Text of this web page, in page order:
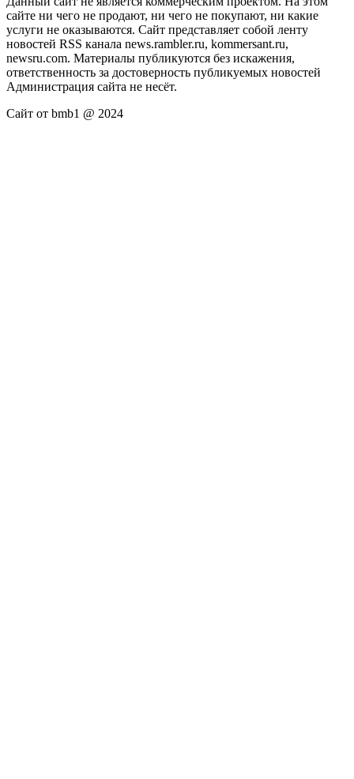
сайте ни чего не продают, ни чего не покупают, ни какие
услуги не оказываются. Сайт представляет собой ленту
новостей RSS канала news.rambler.ru, kommersant.ru,
newsru.com. Материалы публикуются без искажения,
ответственность за достоверность публикуемых новостей
Администрация сайта не несёт.
Сайт от bmb1 @ 2024